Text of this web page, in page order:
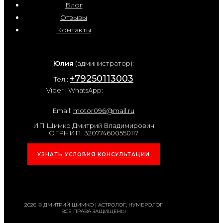
Блог
Отзывы
Контакты
Юлия (администратор):
Тел.: +79250113003
Viber | WhatsApp:
Email: motor096@mail.ru
ИП Шимко Дмитрий Владимирович
ОГРНИП: 320774600550117
УЗНАТЬ УСЛОВИЯ КОНСУЛЬТАЦИИ
2026 © ДМИТРИЙ ШИМКО | АСТРОЛОГ, НУМЕРОЛОГ
ВСЕ ПРАВА ЗАЩИЩЕНЫ